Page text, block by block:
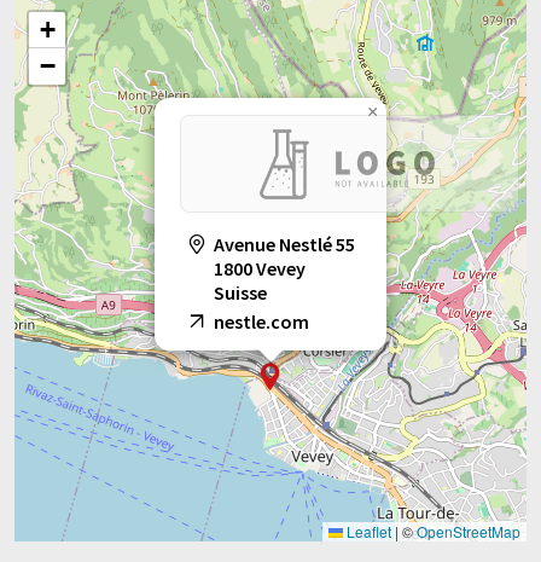
Avenue Nestlé 55
1800 Vevey
Suisse
nestle.com
×
+
−
Leaflet | ©OpenStreetMap